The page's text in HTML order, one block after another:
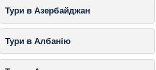
Тури в Азербайджан
Тури в Албанію